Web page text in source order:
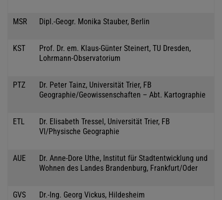
MSR Dipl.-Geogr. Monika Stauber, Berlin
KST
Prof. Dr. em. Klaus-Günter Steinert, TU Dresden,
Lohrmann-Observatorium
PTZ
Dr. Peter Tainz, Universität Trier, FB
Geographie/Geowissenschaften – Abt. Kartographie
ETL
Dr. Elisabeth Tressel, Universität Trier, FB
VI/Physische Geographie
AUE
Dr. Anne-Dore Uthe, Institut für Stadtentwicklung und
Wohnen des Landes Brandenburg, Frankfurt/Oder
GVS Dr.-Ing. Georg Vickus, Hildesheim